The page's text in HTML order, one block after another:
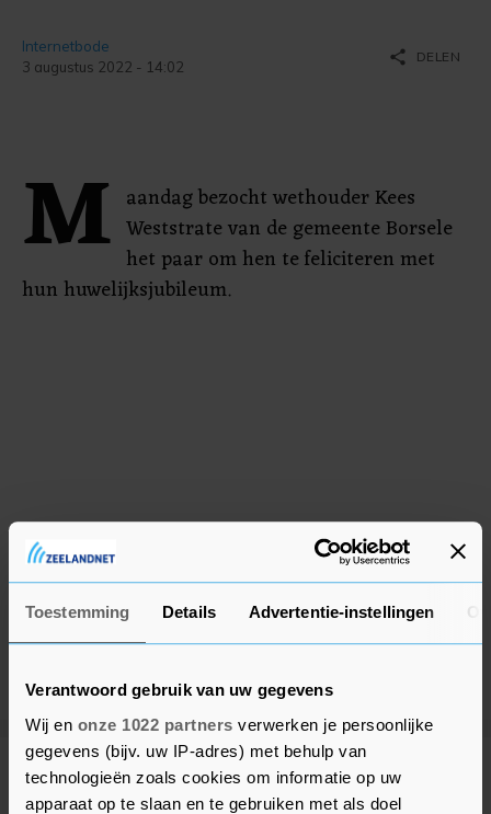
Toestemming Details Advertentie-instellingen
Verantwoord gebruik van uw gegevens
Wij en onze 1022 partners verwerken je persoonlijke
gegevens (bijv. uw IP-adres) met behulp van
technologieën zoals cookies om informatie op uw
apparaat op te slaan en te gebruiken met als doel
Internetbode
3 augustus 2022 - 14:02
share DELEN
M aandag bezocht wethouder Kees
Weststrate van de gemeente Borsele
het paar om hen te feliciteren met
hun huwelijksjubileum.
Meer uit Beveland